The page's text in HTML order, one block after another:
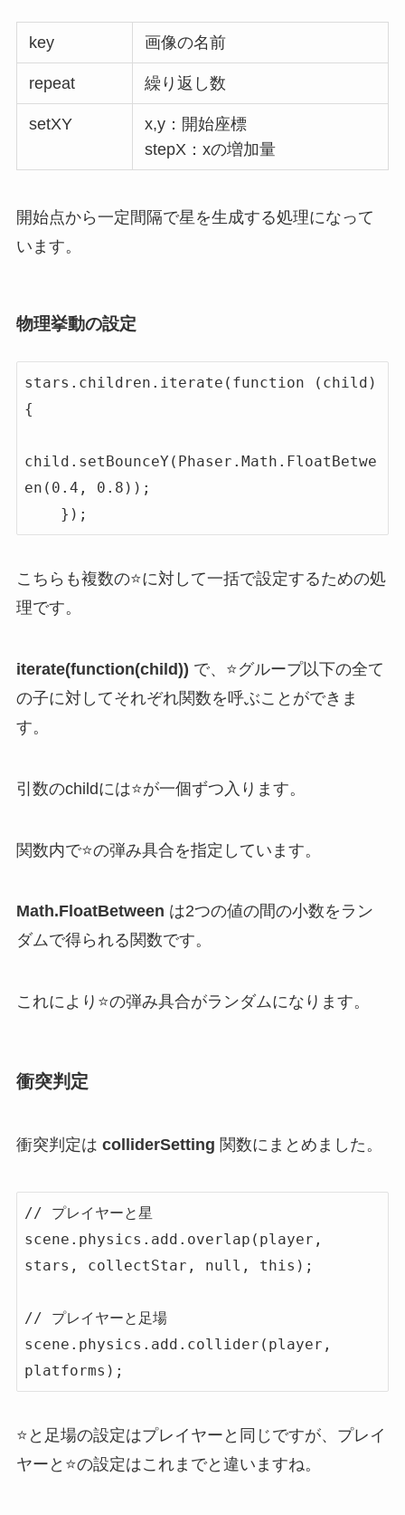
key 画像の名前
repeat 繰り返し数
setXY
x,y：開始座標
stepX：xの増加量
開始点から一定間隔で星を生成する処理になって
います。
物理挙動の設定
stars.children.iterate(function (child)
{
child.setBounceY(Phaser.Math.FloatBetwe
en(0.4, 0.8));
    });
こちらも複数の⭐️に対して一括で設定するための処
理です。
iterate(function(child)) で、⭐️グループ以下の全て
の子に対してそれぞれ関数を呼ぶことができま
す。
引数のchildには⭐️が一個ずつ入ります。
関数内で⭐️の弾み具合を指定しています。
Math.FloatBetween は2つの値の間の小数をラン
ダムで得られる関数です。
これにより⭐️の弾み具合がランダムになります。
衝突判定
衝突判定は colliderSetting 関数にまとめました。
// プレイヤーと星
scene.physics.add.overlap(player,
stars, collectStar, null, this);
// プレイヤーと足場
scene.physics.add.collider(player,
platforms);
⭐️と足場の設定はプレイヤーと同じですが、プレイ
ヤーと⭐️の設定はこれまでと違いますね。